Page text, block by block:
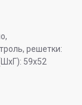
решетки:
59x52